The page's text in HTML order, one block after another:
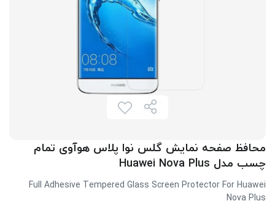
محافظ صفحه نمایش گلس نوا پلاس هوآوی تمام
چسب مدل Huawei Nova Plus
Full Adhesive Tempered Glass Screen Protector For Huawei
Nova Plus